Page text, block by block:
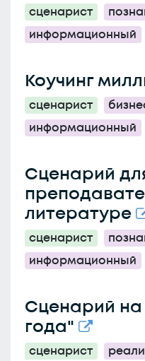
сценарист
информационный
Коучинг
сценарист
информационный
Сценарий
литературе
сценарист
информационный
Сценарий на
года"
сценарист